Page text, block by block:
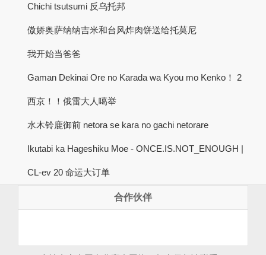
Chichi tsutsumi 反乌托邦
傲娇奥萨纳纳吉米和台风炸肉饼送给托莫尼
我开始当爸爸
Gaman Dekinai Ore no Karada wa Kyou mo Kenko！ 2
西京！！俄雷大人噶举
水木铃鹿御前 netora se kara no gachi netorare
Ikutabi ka Hageshiku Moe - ONCE.IS.NOT_ENOUGH |
CL-ev 20 命运大订单
合作伙伴